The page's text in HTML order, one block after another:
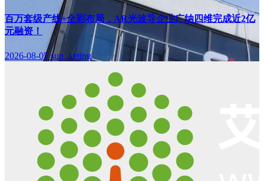
百万套级产线+全彩布局，AR光波导企业广纳四维完成近2亿
元融资！
2026-08-05sun, keting